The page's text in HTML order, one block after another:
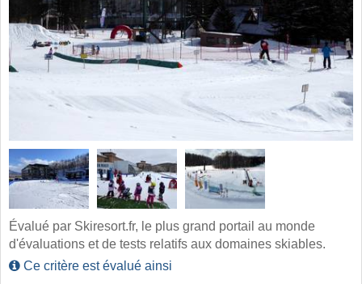
Évalué par Skiresort.fr, le plus grand portail au monde
d'évaluations et de tests relatifs aux domaines skiables.
Ce critère est évalué ainsi